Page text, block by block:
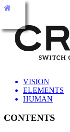
VISION
ELEMENTS
HUMAN
CONTENTS
toggle
navigation